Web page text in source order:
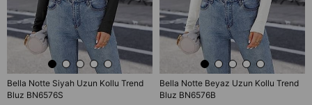
Bella Notte Siyah Uzun Kollu Trend
Bluz BN6576S
Bella Notte Beyaz Uzun Kollu Trend
Bluz BN6576B